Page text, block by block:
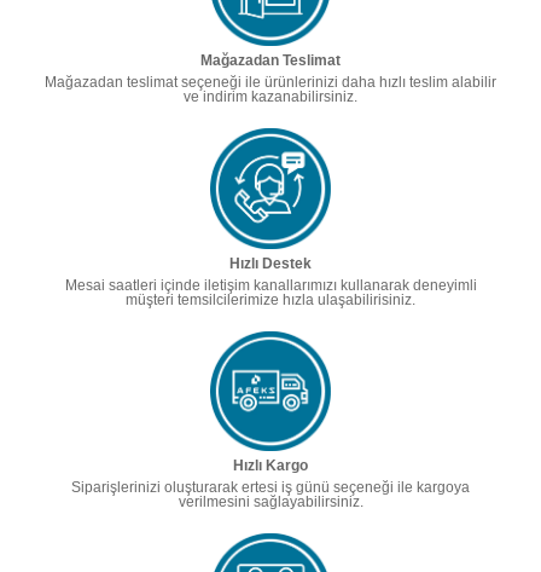
Mağazadan Teslimat
Mağazadan teslimat seçeneği ile ürünlerinizi daha hızlı teslim alabilir
ve indirim kazanabilirsiniz.
Hızlı Destek
Mesai saatleri içinde iletişim kanallarımızı kullanarak deneyimli
müşteri temsilcilerimize hızla ulaşabilirisiniz.
Hızlı Kargo
Siparişlerinizi oluşturarak ertesi iş günü seçeneği ile kargoya
verilmesini sağlayabilirsiniz.